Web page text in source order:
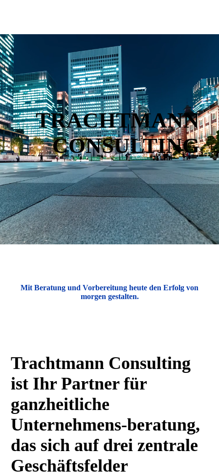
TRACHTMANN
CONSULTING
Mit Beratung und Vorbereitung heute den Erfolg von
morgen gestalten.
Trachtmann Consulting
ist Ihr Partner für
ganzheitliche
Unternehmens-beratung,
das sich auf drei zentrale
Geschäftsfelder